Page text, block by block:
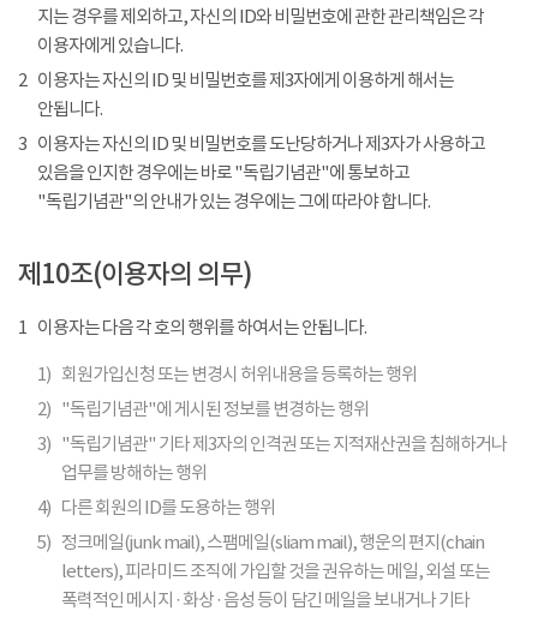
지는 경우를 제외하고, 자신의 ID와 비밀번호에 관한 관리책임은 각
이용자에게 있습니다.
2 이용자는 자신의 ID 및 비밀번호를 제3자에게 이용하게 해서는
안됩니다.
3 이용자는 자신의 ID 및 비밀번호를 도난당하거나 제3자가 사용하고
있음을 인지한 경우에는 바로 "독립기념관"에 통보하고
"독립기념관"의 안내가 있는 경우에는 그에 따라야 합니다.
제10조(이용자의 의무)
1 이용자는 다음 각 호의 행위를 하여서는 안됩니다.
1) 회원가입신청 또는 변경시 허위내용을 등록하는 행위
2) "독립기념관"에 게시된 정보를 변경하는 행위
3) "독립기념관" 기타 제3자의 인격권 또는 지적재산권을 침해하거나
업무를 방해하는 행위
4) 다른 회원의 ID를 도용하는 행위
5) 정크메일(junk mail), 스팸메일(sliam mail), 행운의 편지(chain
letters), 피라미드 조직에 가입할 것을 권유하는 메일, 외설 또는
폭력적인 메시지 · 화상 · 음성 등이 담긴 메일을 보내거나 기타